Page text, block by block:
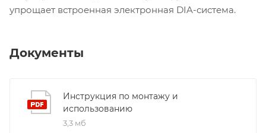
упрощает встроенная электронная DIA-система.
Документы
Инструкция по монтажу и
использованию
3,3 мб